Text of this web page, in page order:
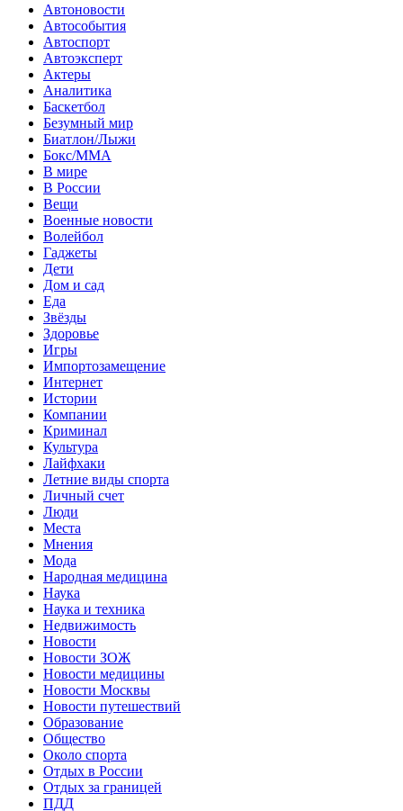
Автоновости
Автособытия
Автоспорт
Автоэксперт
Актеры
Аналитика
Баскетбол
Безумный мир
Биатлон/Лыжи
Бокс/MMA
В мире
В России
Вещи
Военные новости
Волейбол
Гаджеты
Дети
Дом и сад
Еда
Звёзды
Здоровье
Игры
Импортозамещение
Интернет
Истории
Компании
Криминал
Культура
Лайфхаки
Летние виды спорта
Личный счет
Люди
Места
Мнения
Мода
Народная медицина
Наука
Наука и техника
Недвижимость
Новости
Новости ЗОЖ
Новости медицины
Новости Москвы
Новости путешествий
Образование
Общество
Около спорта
Отдых в России
Отдых за границей
ПДД